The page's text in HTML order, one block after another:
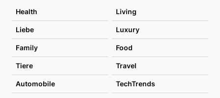
Health Living
Liebe Luxury
Family Food
Tiere Travel
Automobile TechTrends